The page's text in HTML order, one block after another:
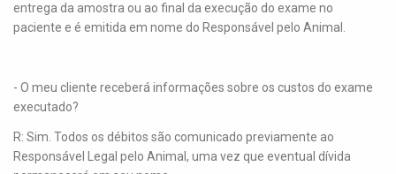
entrega da amostra ou ao final da execução do exame no
paciente e é emitida em nome do Responsável pelo Animal.
- O meu cliente receberá informações sobre os custos do exame
executado?
R: Sim. Todos os débitos são comunicado previamente ao
Responsável Legal pelo Animal, uma vez que eventual dívida